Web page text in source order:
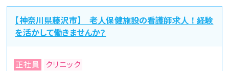
【神奈川県藤沢市】 老人保健施設の看護師求人！経験
を活かして働きませんか？
正社員 クリニック